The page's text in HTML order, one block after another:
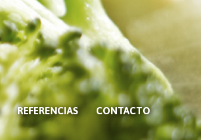
REFERENCIAS CONTACTO